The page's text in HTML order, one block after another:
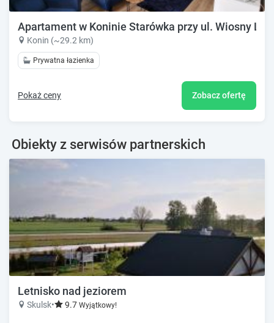
Apartament w Koninie Starówka przy ul. Wiosny
Konin (~29.2 km)
Prywatna łazienka
Pokaż ceny Zobacz ofertę
Obiekty z serwisów partnerskich
Letnisko nad jeziorem
Skulsk• 9.7 Wyjątkowy!